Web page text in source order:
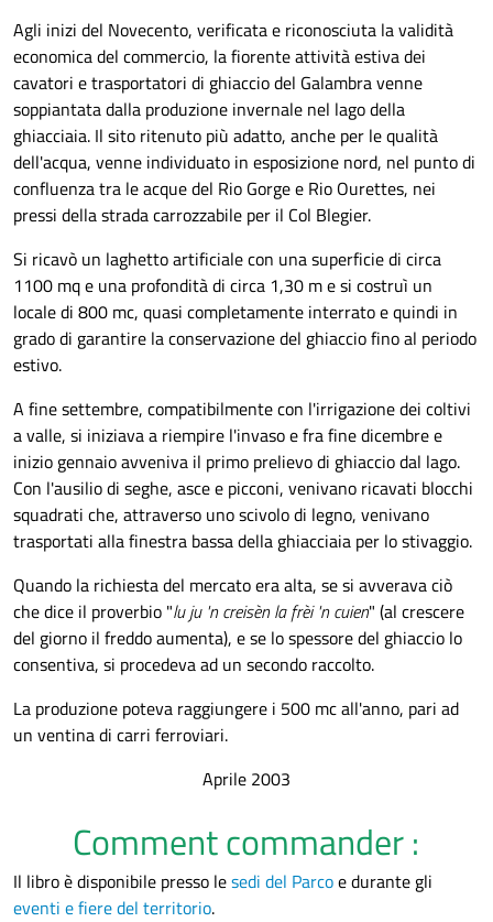
Agli inizi del Novecento, verificata e riconosciuta la validità
economica del commercio, la fiorente attività estiva dei
cavatori e trasportatori di ghiaccio del Galambra venne
soppiantata dalla produzione invernale nel lago della
ghiacciaia. Il sito ritenuto più adatto, anche per le qualità
dell'acqua, venne individuato in esposizione nord, nel punto di
confluenza tra le acque del Rio Gorge e Rio Ourettes, nei
pressi della strada carrozzabile per il Col Blegier.
Si ricavò un laghetto artificiale con una superficie di circa
1100 mq e una profondità di circa 1,30 m e si costruì un
locale di 800 mc, quasi completamente interrato e quindi in
grado di garantire la conservazione del ghiaccio fino al periodo
estivo.
A fine settembre, compatibilmente con l'irrigazione dei coltivi
a valle, si iniziava a riempire l'invaso e fra fine dicembre e
inizio gennaio avveniva il primo prelievo di ghiaccio dal lago.
Con l'ausilio di seghe, asce e picconi, venivano ricavati blocchi
squadrati che, attraverso uno scivolo di legno, venivano
trasportati alla finestra bassa della ghiacciaia per lo stivaggio.
Quando la richiesta del mercato era alta, se si avverava ciò
che dice il proverbio "lu ju 'n creisèn la frèi 'n cuien" (al crescere
del giorno il freddo aumenta), e se lo spessore del ghiaccio lo
consentiva, si procedeva ad un secondo raccolto.
La produzione poteva raggiungere i 500 mc all'anno, pari ad
un ventina di carri ferroviari.
Aprile 2003
Comment commander :
Il libro è disponibile presso lesedi del Parcoe durante gli
eventi e fiere del territorio.